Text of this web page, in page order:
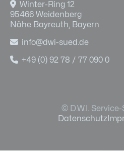
 Winter-Ring 12
95466 Weidenberg
Nähe Bayreuth, Bayern
 info@dwi-sued.de
 +49 (0) 92 78 / 77 090 0
Datenschutz
© D.W.I.